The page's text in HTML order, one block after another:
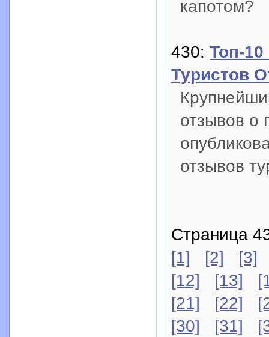
капотом?
430: Топ-
Туристов
отзывов о
отзывов
Страница
[1]
[2]
[3]
[12]
[13]
[21]
[22]
[30]
[31]